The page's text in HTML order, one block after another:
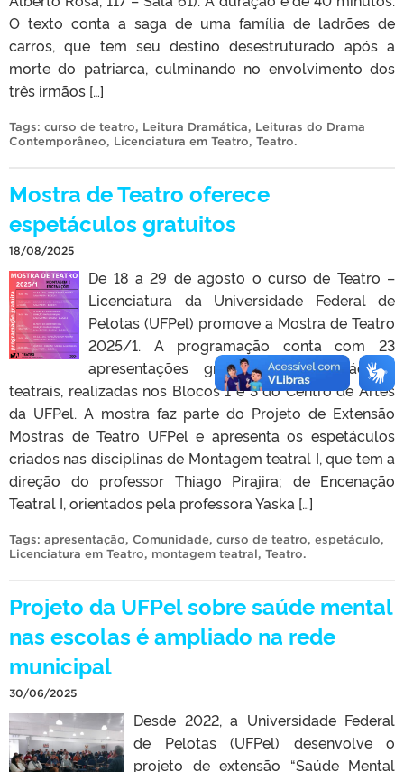
O texto conta a saga de uma família de ladrões de
carros, que tem seu destino desestruturado após a
morte do patriarca, culminando no envolvimento dos
três irmãos […]
Tags: curso de teatro, Leitura Dramática, Leituras do Drama
Contemporâneo, Licenciatura em Teatro, Teatro.
Mostra de Teatro oferece
espetáculos gratuitos
18/08/2025
De 18 a 29 de agosto o curso de Teatro –
Licenciatura da Universidade Federal de
Pelotas (UFPel) promove a Mostra de Teatro
2025/1. A programação conta com 23
apresentações gratuitas de espetáculos
teatrais, realizadas nos Blocos 1 e 3 do Centro de Artes
da UFPel. A mostra faz parte do Projeto de Extensão
Mostras de Teatro UFPel e apresenta os espetáculos
criados nas disciplinas de Montagem teatral I, que tem a
direção do professor Thiago Pirajira; de Encenação
Teatral I, orientados pela professora Yaska […]
Tags: apresentação, Comunidade, curso de teatro, espetáculo,
Licenciatura em Teatro, montagem teatral, Teatro.
Projeto da UFPel sobre saúde mental
nas escolas é ampliado na rede
municipal
30/06/2025
Desde 2022, a Universidade Federal
de Pelotas (UFPel) desenvolve o
projeto de extensão “Saúde Mental